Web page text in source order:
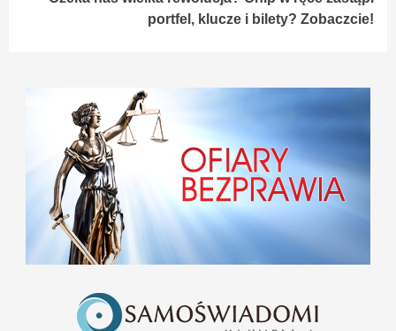
portfel, klucze i bilety? Zobaczcie!